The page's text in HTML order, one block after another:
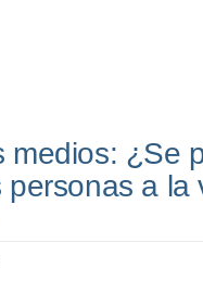
medios: ¿Se
personas a la